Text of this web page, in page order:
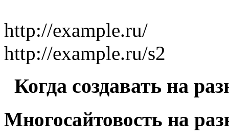
http://example.ru/
http://example.ru/s2
Когда создавать на
Многосайтовость на